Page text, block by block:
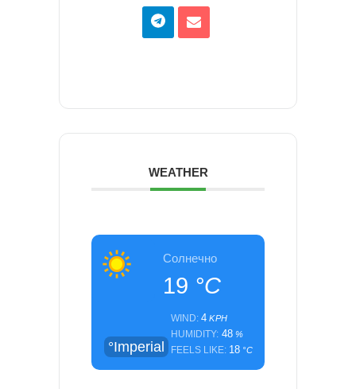
WEATHER
Солнечно
19 °C
°Imperial
WIND: 4KPH
HUMIDITY:48%
FEELS LIKE: 18°C